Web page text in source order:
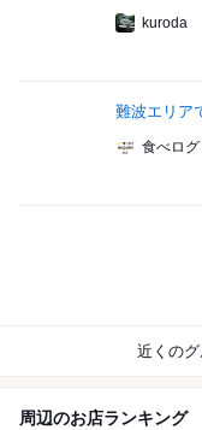
kuroda
難波エリア
食べロ
近くの
周辺のお店ランキング